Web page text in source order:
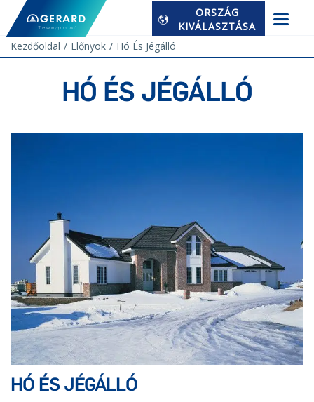
ORSZÁG
KIVÁLASZTÁSA
Kezdőoldal
Előnyök Hó És Jégálló
HÓ ÉS JÉGÁLLÓ
HÓ ÉS JÉGÁLLÓ